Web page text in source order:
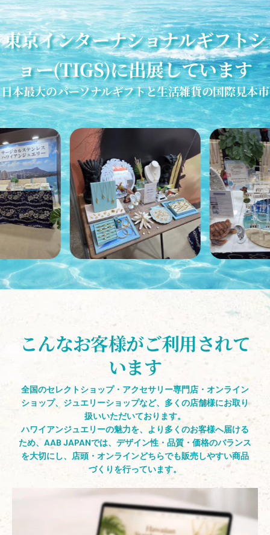
東京インターナショナルギフトシ
ョー(TIGS)に出展しています
日本最大のパーソナルギフトと生活雑貨の国際見本市
こんなお客様がご利用されて
います
全国のセレクトショップ・アクセサリー専門店・オンライン
ショップ、ジュエリーショップなど、多くの店舗様にお取り
扱いいただいております。
ハワイアンジュエリーの魅力を、より多くのお客様へ届ける
ため、AAB JAPANでは、デザイン性・品質・価格のバランス
を大切にし、店頭・オンラインどちらでも販売しやすい商品
づくりを行っています。